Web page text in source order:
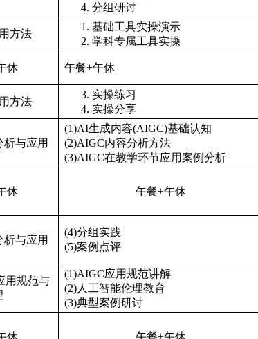
分组研讨
方法
基础工具实操演示
学科专属工具实操
休 午餐+午休
方法
实操练习
实操分享
析与应用
(1)AI生成内容(AIGC)基础认知
(2)AIGC内容分析方法
(3)AIGC在教学环节应用案例分析
休 午餐+午休
析与应用
(4)分组实践
(5)案例点评
用规范与
(1)AIGC应用规范讲解
(2)人工智能伦理教育
(3)典型案例研讨
休 午餐+午休